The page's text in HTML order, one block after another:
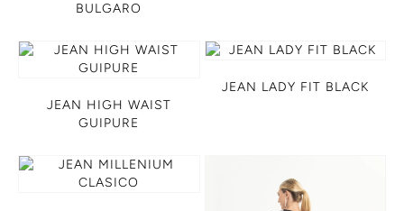
BULGARO
JEAN HIGH WAIST
GUIPURE
JEAN LADY FIT BLACK